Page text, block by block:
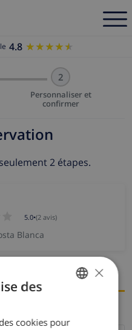
4.8 ★★★★★
★★★★★
2
Personnaliser et
confirmer
2 étapes.
5.0•(2 avis)
Blanca
DUTCH
×
des
cookies pour